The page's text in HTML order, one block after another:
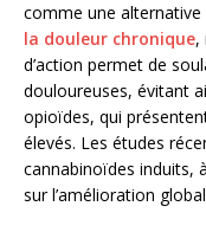
comme une
la douleur chronique,
d’action permet de
douloureuses, évitant
opioïdes, qui
élevés. Les études
cannabinoïdes induits,
sur l’amélioration